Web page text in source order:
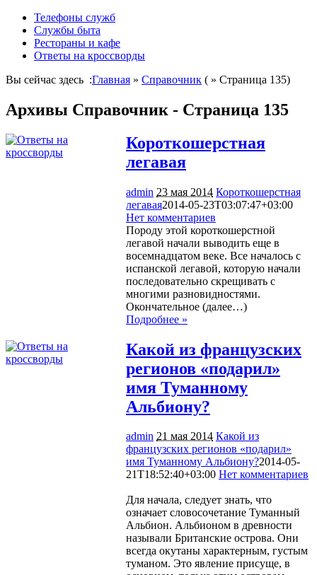
Телефоны служб
Службы быта
Рестораны и кафе
Ответы на кроссворды
Вы сейчас здесь :Главная » Справочник ( » Страница 135)
Архивы Справочник - Страница 135
Короткошерстная
легавая
admin 23 мая 2014 Короткошерстная
легавая2014-05-23T03:07:47+03:00
Нет комментариев
Породу этой короткошерстной
легавой начали выводить еще в
восемнадцатом веке. Все началось с
испанской легавой, которую начали
последовательно скрещивать с
многими разновидностями.
Окончательное (далее…)
Подробнее »
Какой из французских
регионов «подарил»
имя Туманному
Альбиону?
admin 21 мая 2014 Какой из
французских регионов «подарил»
имя Туманному Альбиону?2014-05-
21T18:52:40+03:00 Нет комментариев
Для начала, следует знать, что
означает словосочетание Туманный
Альбион. Альбионом в древности
называли Британские острова. Они
всегда окутаны характерным, густым
туманом. Это явление присуще, в